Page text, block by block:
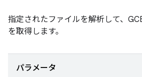
指定されたファイルを解析して、
を取得します。
パラメータ